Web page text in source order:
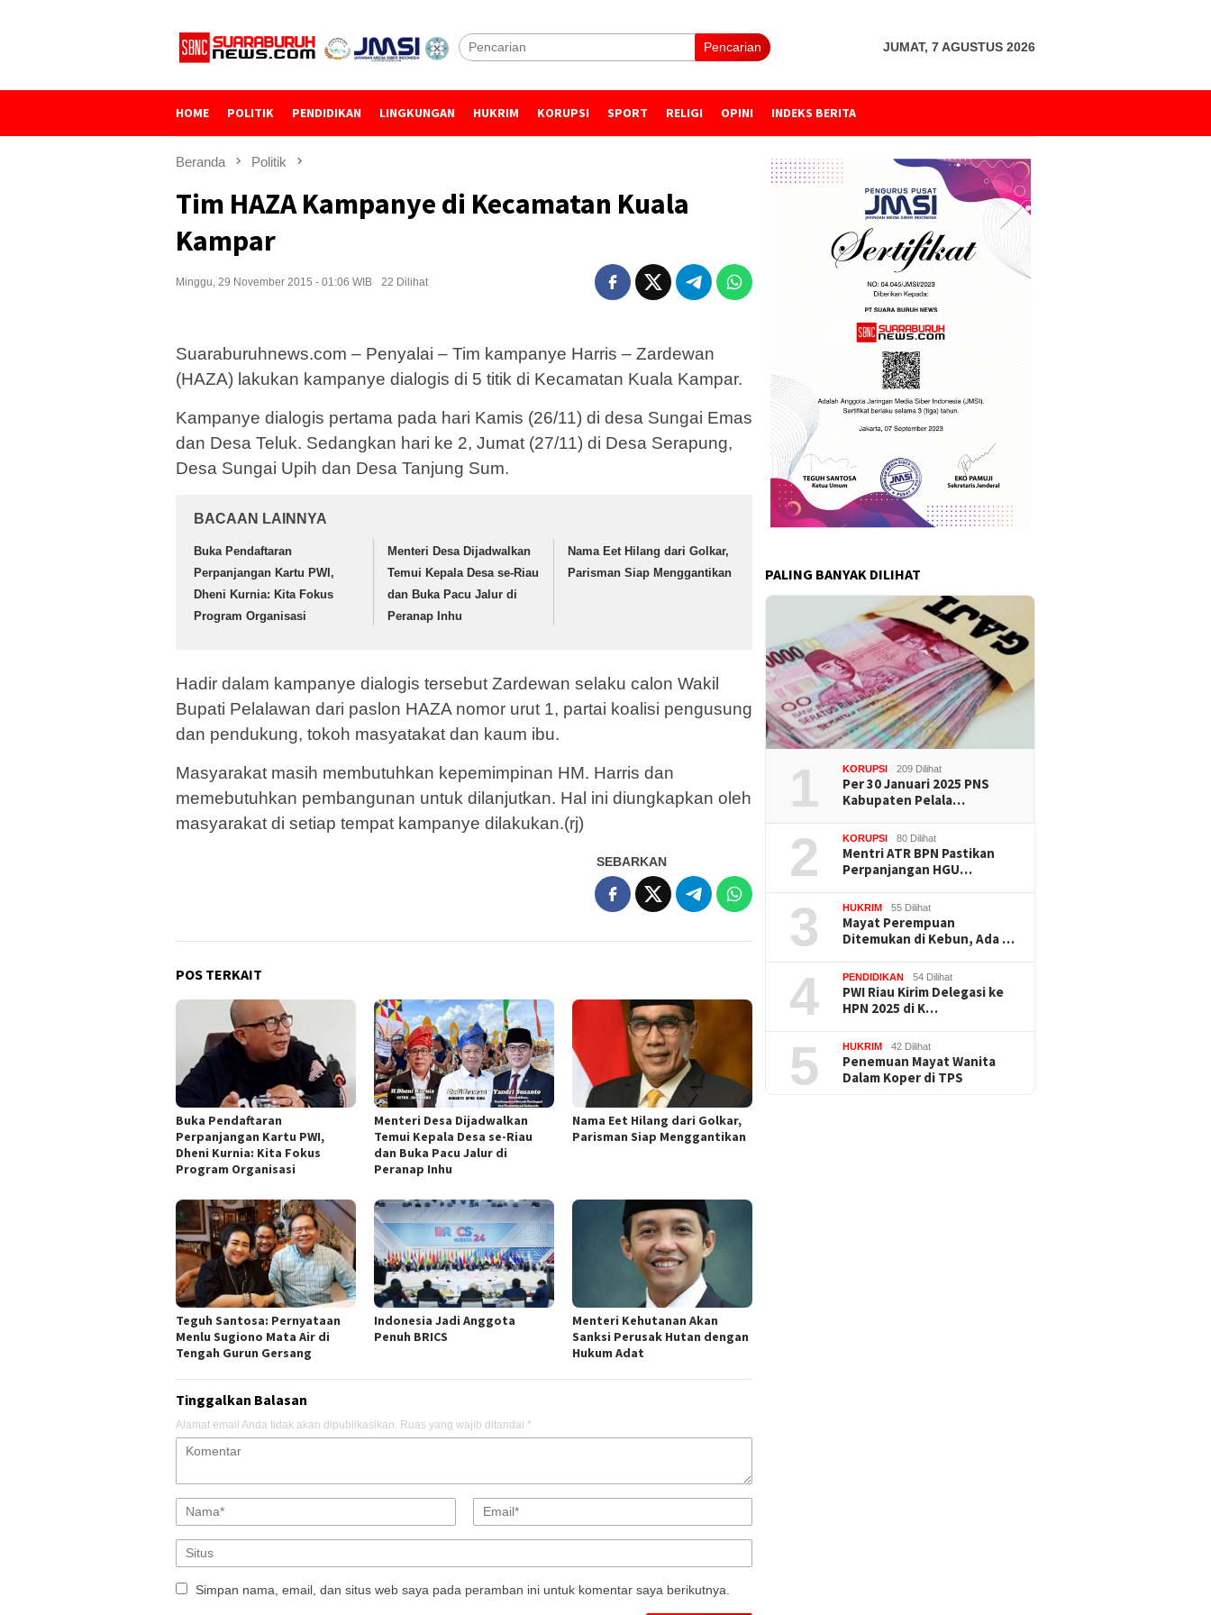
Pencarian JUMAT, 7 AGUSTUS 2026
HOME POLITIK PENDIDIKAN LINGKUNGAN HUKRIM KORUPSI SPORT RELIGI OPINI INDEKS BERITA
Beranda Politik
Tim HAZA Kampanye di Kecamatan Kuala
Kampar
Minggu, 29 November 2015 - 01:06 WIB 22 Dilihat
Suaraburuhnews.com – Penyalai – Tim kampanye Harris – Zardewan
(HAZA) lakukan kampanye dialogis di 5 titik di Kecamatan Kuala Kampar.
Kampanye dialogis pertama pada hari Kamis (26/11) di desa Sungai Emas
dan Desa Teluk. Sedangkan hari ke 2, Jumat (27/11) di Desa Serapung,
Desa Sungai Upih dan Desa Tanjung Sum.
BACAAN LAINNYA
Buka Pendaftaran
Perpanjangan Kartu PWI,
Dheni Kurnia: Kita Fokus
Program Organisasi
Menteri Desa Dijadwalkan
Temui Kepala Desa se-Riau
dan Buka Pacu Jalur di
Peranap Inhu
Nama Eet Hilang dari Golkar,
Parisman Siap Menggantikan
Hadir dalam kampanye dialogis tersebut Zardewan selaku calon Wakil
Bupati Pelalawan dari paslon HAZA nomor urut 1, partai koalisi pengusung
dan pendukung, tokoh masyatakat dan kaum ibu.
Masyarakat masih membutuhkan kepemimpinan HM. Harris dan
memebutuhkan pembangunan untuk dilanjutkan. Hal ini diungkapkan oleh
masyarakat di setiap tempat kampanye dilakukan.(rj)
SEBARKAN
POS TERKAIT
Buka Pendaftaran
Perpanjangan Kartu PWI,
Dheni Kurnia: Kita Fokus
Program Organisasi
Menteri Desa Dijadwalkan
Temui Kepala Desa se-Riau
dan Buka Pacu Jalur di
Peranap Inhu
Nama Eet Hilang dari Golkar,
Parisman Siap Menggantikan
Teguh Santosa: Pernyataan
Menlu Sugiono Mata Air di
Tengah Gurun Gersang
Indonesia Jadi Anggota
Penuh BRICS
Menteri Kehutanan Akan
Sanksi Perusak Hutan dengan
Hukum Adat
Tinggalkan Balasan
Alamat email Anda tidak akan dipublikasikan. Ruas yang wajib ditandai *
Simpan nama, email, dan situs web saya pada peramban ini untuk komentar saya berikutnya.
PALING BANYAK DILIHAT
1 KORUPSI 209 Dilihat
Per 30 Januari 2025 PNS
Kabupaten Pelala…
2 KORUPSI 80 Dilihat
Mentri ATR BPN Pastikan
Perpanjangan HGU…
3 HUKRIM 55 Dilihat
Mayat Perempuan
Ditemukan di Kebun, Ada …
4 PENDIDIKAN 54 Dilihat
PWI Riau Kirim Delegasi ke
HPN 2025 di K…
5 HUKRIM 42 Dilihat
Penemuan Mayat Wanita
Dalam Koper di TPS